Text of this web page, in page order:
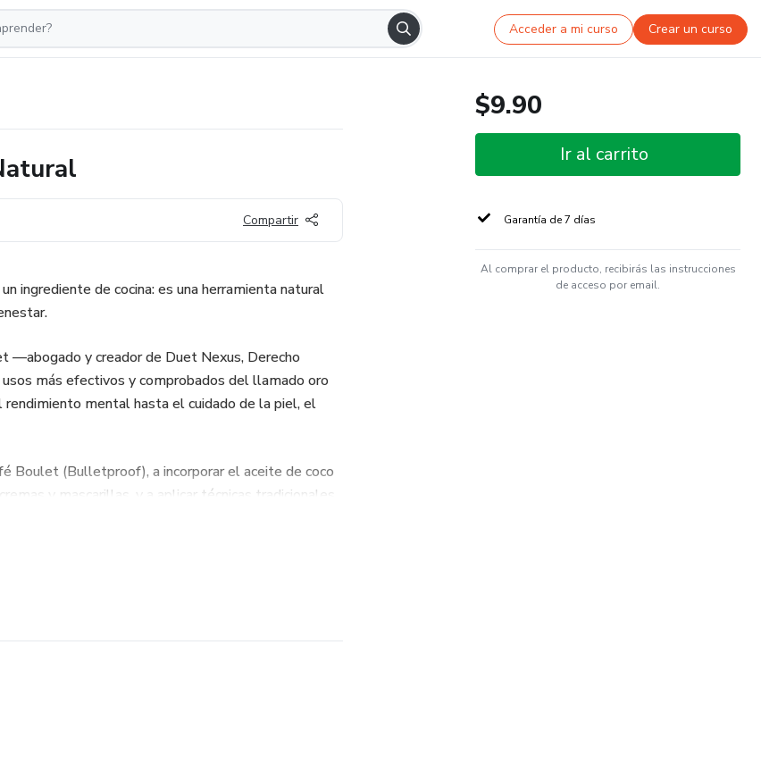
Acceder a mi curso Crear un curso
Compartir
ingrediente de cocina: es una herramienta natural
—abogado y creador de Duet Nexus, Derecho
más efectivos y comprobados del llamado oro
rendimiento mental hasta el cuidado de la piel, el
Boulet (Bulletproof), a incorporar el aceite de coco
y mascarillas, y a aplicar técnicas tradicionales
sana y natural.
$9.90
Ir al carrito
Garantía de 7 días
Al comprar el producto, recibirás las instrucciones
de acceso por email.